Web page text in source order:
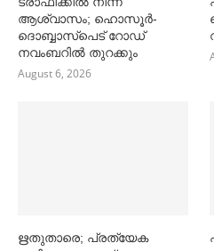
ആശ്വാസം; ഹൊസൂര്‍-
ദൊബ്ബാസ്പെട് റോഡ്
നവംബറില്‍ തുറക്കും
August 6, 2026
ഋതുതാരെ; പ്രത്യേക